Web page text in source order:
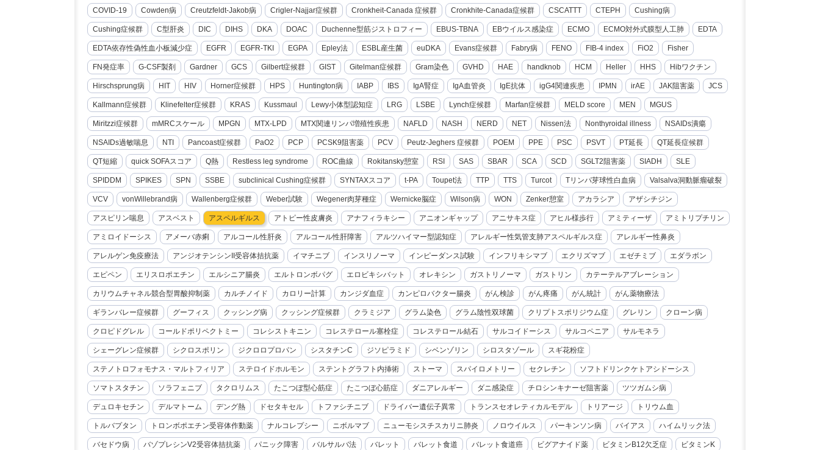
COVID-19 Cowden病 Creutzfeldt-Jakob病 Crigler-Najjar症候群 Cronkheit-Canada 症候群 Cronkhite-Canada症候群 CSCATTT CTEPH Cushing病
Cushing症候群 C型肝炎 DIC DIHS DKA DOAC Duchenne型筋ジストロフィー EBUS-TBNA EBウイルス感染症 ECMO ECMO対外式膜型人工肺 EDTA
EDTA依存性偽性血小板減少症 EGFR EGFR-TKI EGPA Epley法 ESBL産生菌 euDKA Evans症候群 Fabry病 FENO FIB-4 index FiO2 Fisher
FN発症率 G-CSF製剤 Gardner GCS Gilbert症候群 GIST Gitelman症候群 Gram染色 GVHD HAE handknob HCM Heller HHS Hibワクチン
Hirschsprung病 HIT HIV Horner症候群 HPS Huntington病 IABP IBS IgA腎症 IgA血管炎 IgE抗体 igG4関連疾患 IPMN irAE JAK阻害薬 JCS
Kallmann症候群 Klinefelter症候群 KRAS Kussmaul Lewy小体型認知症 LRG LSBE Lynch症候群 Marfan症候群 MELD score MEN MGUS
Miritzzi症候群 mMRCスケール MPGN MTX-LPD MTX関連リンパ増殖性疾患 NAFLD NASH NERD NET Nissen法 Nonthyroidal illness NSAIDs潰瘍
NSAIDs過敏喘息 NTI Pancoast症候群 PaO2 PCP PCSK9阻害薬 PCV Peutz-Jeghers 症候群 POEM PPE PSC PSVT PT延長 QT延長症候群
QT短縮 quick SOFAスコア Q熱 Restless leg syndrome ROC曲線 Rokitansky憩室 RSI SAS SBAR SCA SCD SGLT2阻害薬 SIADH SLE
SPIDDM SPIKES SPN SSBE subclinical Cushing症候群 SYNTAXスコア t-PA Toupet法 TTP TTS Turcot Tリンパ芽球性白血病 Valsalva洞動脈瘤破裂
VCV vonWillebrand病 Wallenberg症候群 Weber試験 Wegener肉芽種症 Wernicke脳症 Wilson病 WON Zenker憩室 アカラシア アザシチジン
アスピリン喘息 アスベスト アスペルギルス アトピー性皮膚炎 アナフィラキシー アニオンギャップ アニサキス症 アヒル様歩行 アミティーザ アミトリプチリン
アミロイドーシス アメーバ赤痢 アルコール性肝炎 アルコール性肝障害 アルツハイマー型認知症 アレルギー性気管支肺アスペルギルス症 アレルギー性鼻炎
アレルゲン免疫療法 アンジオテンシンII受容体拮抗薬 イマチニブ インスリノーマ インピーダンス試験 インフリキシマブ エクリズマブ エゼチミブ エダラボン
エピペン エリスロポエチン エルシニア腸炎 エルトロンボパグ エロビキシバット オレキシン ガストリノーマ ガストリン カテーテルアブレーション
カリウムチャネル競合型胃酸抑制薬 カルチノイド カロリー計算 カンジダ血症 カンピロバクター腸炎 がん検診 がん疼痛 がん統計 がん薬物療法
ギランバレー症候群 グーフィス クッシング病 クッシング症候群 クラミジア グラム染色 グラム陰性双球菌 クリプトスポリジウム症 グレリン クローン病
クロピドグレル コールドポリペクトミー コレシストキニン コレステロール塞栓症 コレステロール結石 サルコイドーシス サルコペニア サルモネラ
シェーグレン症候群 シクロスポリン ジクロロプロパン シスタチンC ジソピラミド シベンゾリン シロスタゾール スギ花粉症
ステノトロフォモナス・マルトフィリア ステロイドホルモン ステントグラフト内挿術 ストーマ スパイロメトリー セクレチン ソフトドリンクケトアシドーシス
ソマトスタチン ソラフェニブ タクロリムス たこつぼ型心筋症 たこつぼ心筋症 ダニアレルギー ダニ感染症 チロシンキナーゼ阻害薬 ツツガムシ病
デュロキセチン デルマトーム デング熱 ドセタキセル トファシチニブ ドライバー遺伝子異常 トランスセオレティカルモデル トリアージ トリウム血
トルバプタン トロンボポエチン受容体作動薬 ナルコレプシー ニボルマブ ニューモシスチスカリニ肺炎 ノロウイルス パーキンソン病 バイアス ハイムリック法
バセドウ病 バゾプレシンV2受容体拮抗薬 パニック障害 バルサルバ法 バレット バレット食道 バレット食道癌 ビグアナイド薬 ビタミンB12欠乏症 ビタミンK